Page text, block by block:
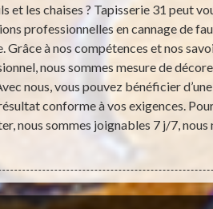
et les chaises ? Tapisserie 31 peut
professionnelles en cannage de
Grâce à nos compétences et nos
nous sommes mesure de
nous, vous pouvez bénéficier
conforme à vos exigences.
nous sommes joignables 7 j/7, nous